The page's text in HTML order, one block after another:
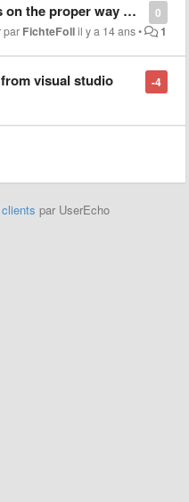
0
way of using the user echo?
par FichteFollil y a 14 ans• 1
-4
visual studio
par UserEcho